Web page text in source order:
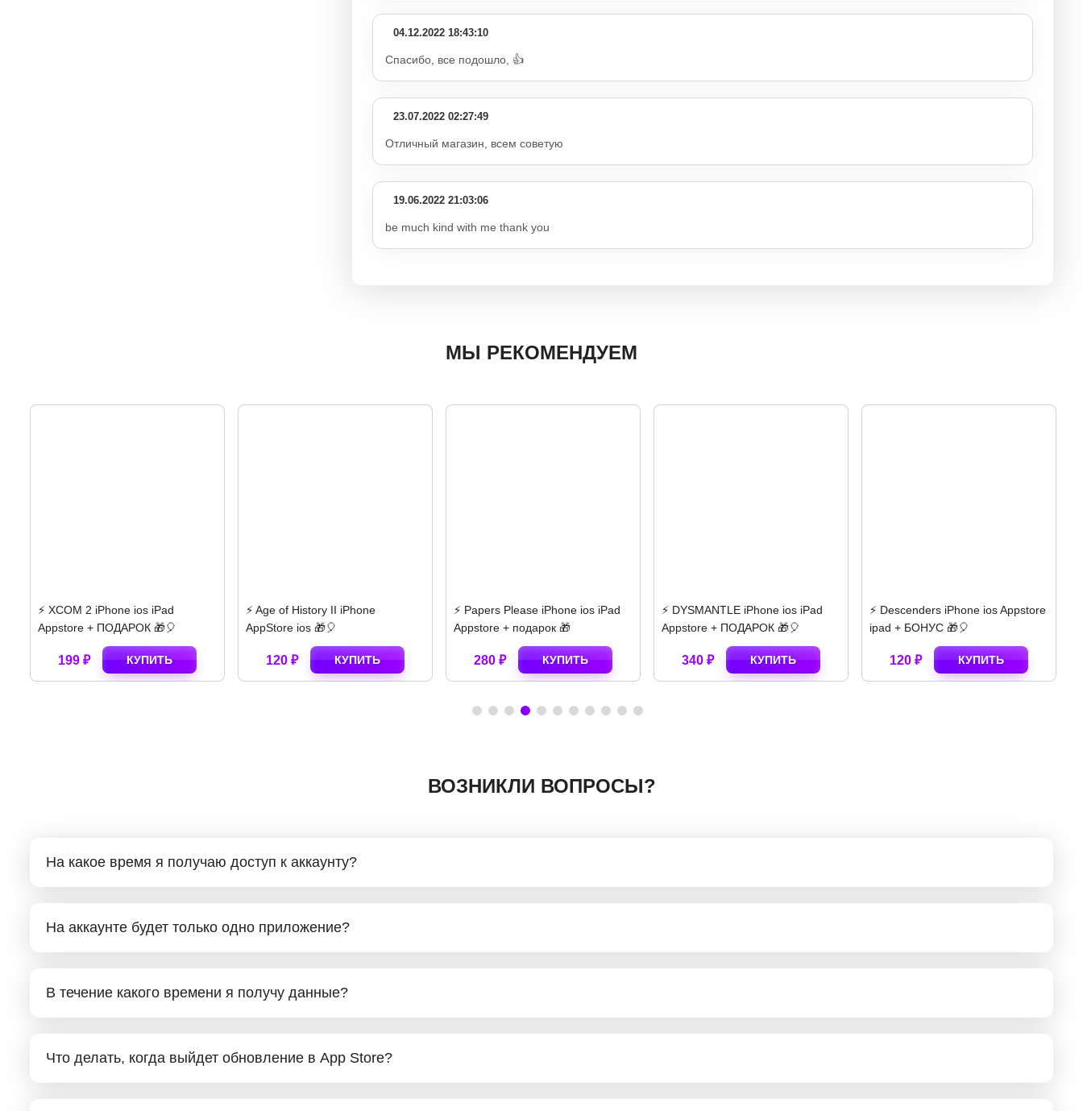
04.12.2022 18:43:10
Спасибо, все подошло, 👍
23.07.2022 02:27:49
Отличный магазин, всем советую
19.06.2022 21:03:06
be much kind with me thank you
МЫ РЕКОМЕНДУЕМ
2 iPhone ios iPad
+ ПОДАРОК 🎁🎈
КУПИТЬ
⚡️ Age of History II iPhone
AppStore ios 🎁🎈
КУПИТЬ
⚡️ Papers Please iPhone ios iPad
Appstore + подарок 🎁
КУПИТЬ
⚡️ DYSMANTLE iPhone ios iPad
Appstore + ПОДАРОК 🎁🎈
КУПИТЬ
⚡️ Descenders iPhone ios Appstore
ipad + БОНУС 🎁🎈
КУПИТЬ
⚡️ Poppy
ВОЗНИКЛИ ВОПРОСЫ?
На какое время я получаю доступ к аккаунту?
На аккаунте будет только одно приложение?
В течение какого времени я получу данные?
Что делать, когда выйдет обновление в App Store?